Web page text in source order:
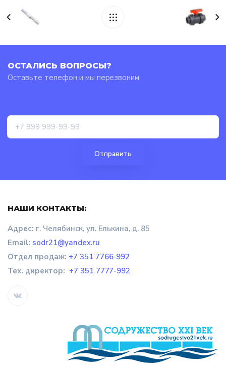
ОСТАЛИСЬ ВОПРОСЫ?
Оставьте телефон и мы перезвоним
НАШИ КОНТАКТЫ:
Адрес: г. Челябинск, ул. Елькина, д. 85
Email: sodr21@yandex.ru
Отдел продаж: +7 351 7766-992
Тех. директор: +7 351 7777-992